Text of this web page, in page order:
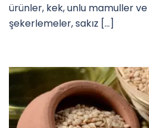
ürünler, kek, unlu mamuller
şekerlemeler, sakız […]